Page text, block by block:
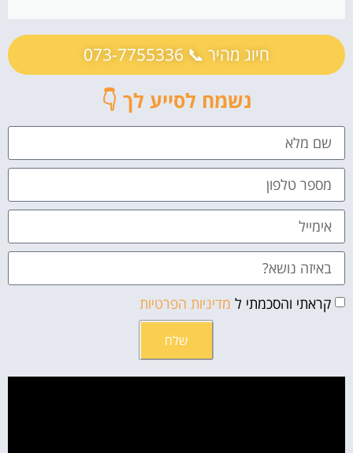
מבט לעתיד
המלצות נוספות להעצמת המותג הדיגיטלי
לשפר את התדמית זה לא מותרות - זה חובה!
חיוג מהיר 📞 073-7755336
נשמח לסייע לך 👇
קראתי והסכמתי ל מדיניות הפרטיות
שלח